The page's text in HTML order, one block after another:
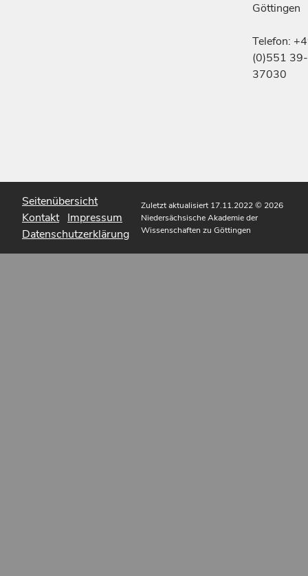
Göttingen
Telefon:
(0)551 39-
37030
Seitenübersicht
Kontakt Impressum
Datenschutzerklärung
Zuletzt aktualisiert 17.11.2022© 2026
Niedersächsische Akademie der
Wissenschaften zu Göttingen